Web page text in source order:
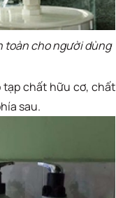
toàn cho người dùng
tạp chất hữu cơ, chất
sau.